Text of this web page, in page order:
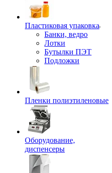
Пластиковая упаковка
Банки, ведро
Лотки
Бутылки ПЭТ
Подложки
Пленки полиэтиленовые
Оборудование,
диспенсеры